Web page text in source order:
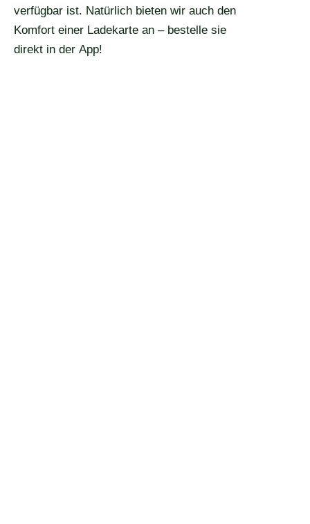
verfügbar ist. Natürlich bieten wir auch den
Komfort einer Ladekarte an – bestelle sie
direkt in der App!